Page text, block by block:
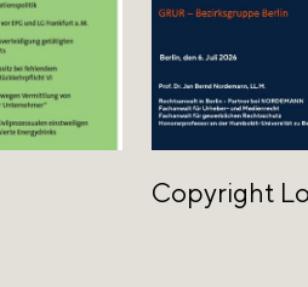
Copyright